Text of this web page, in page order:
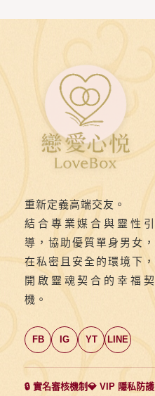
重新定義高端交友。
結合專業媒合與靈性引
導，協助優質單身男女，
在私密且安全的環境下，
開啟靈魂契合的幸福契
機。
FB IG YT LINE
🔒 實名審核機制💎 VIP 隱私防護